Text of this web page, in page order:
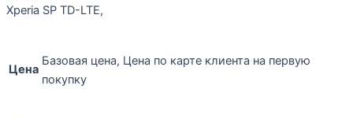
Xperia SP TD-LTE,
Цена
Базовая цена, Цена по карте клиента на первую
покупку